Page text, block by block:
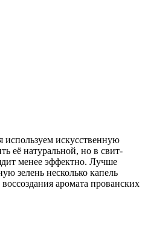
используем искусственную
её натуральной, но в свит-
менее эффектно. Лучше
зелень несколько капель
аромата прованских